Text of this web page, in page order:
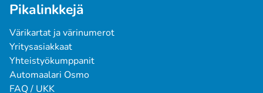
Pikalinkkejä
Värikartat ja värinumerot
Yritysasiakkaat
Yhteistyökumppanit
Automaalari Osmo
FAQ / UKK